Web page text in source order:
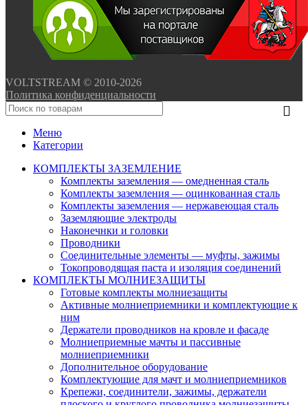
VOLTSTREAM © 2010-2026
Политика конфиденциальности
Меню
Категории
КОМПЛЕКТЫ ЗАЗЕМЛЕНИЕ
Комплекты заземления — омедненная сталь
Комплекты заземления — оцинкованная сталь
Комплекты заземления — нержавеющая сталь
Заземляющие электроды
Наконечнки и головки
Проводники
Соединительные элементы — муфты, зажимы
Токопроводящая паста и изоляция соединений
КОМПЛЕКТЫ МОЛНИЕЗАЩИТЫ
Готовые комплекты молниезащиты
Активные молниеприемники и комплектующие к
ним
Держатели проводников на кровле и фасаде
Молниеприемные мачты и пассивные
молниеприемники
Дополнительное оборудование
Комплектующие для мачт и молниеприемников
Крепежи, соединители, зажимы, держатели